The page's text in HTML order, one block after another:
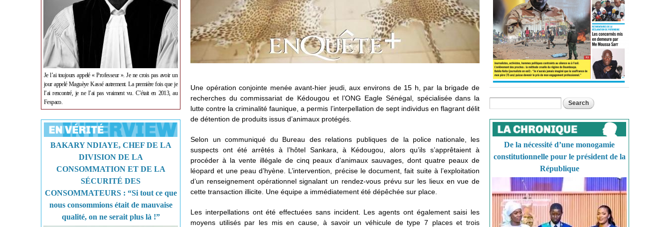
Je l’ai toujours appelé « Professeur ». Je ne crois pas avoir un
jour appelé Maguèye Kassé autrement. La première fois que je
l’ai rencontré, je ne l’ai pas vraiment vu. C’était en 2013, au
Fespaco.
BAKARY NDIAYE, CHEF DE LA
DIVISION DE LA
CONSOMMATION ET DE LA
SÉCURITÉ DES
CONSOMMATEURS : “Si tout ce que
nous consommions était de mauvaise
qualité, on ne serait plus là !”
Une opération conjointe menée avant-hier jeudi, aux environs de 15 h, par la brigade de
recherches du commissariat de Kédougou et l’ONG Eagle Sénégal, spécialisée dans la
lutte contre la criminalité faunique, a permis l’interpellation de sept individus en flagrant délit
de détention de produits issus d’animaux protégés.
Selon un communiqué du Bureau des relations publiques de la police nationale, les
suspects ont été arrêtés à l’hôtel Sankara, à Kédougou, alors qu’ils s’apprêtaient à
procéder à la vente illégale de cinq peaux d’animaux sauvages, dont quatre peaux de
léopard et une peau d’hyène. L’intervention, précise le document, fait suite à l’exploitation
d’un renseignement opérationnel signalant un rendez-vous prévu sur les lieux en vue de
cette transaction illicite. Une équipe a immédiatement été dépêchée sur place.
Les interpellations ont été effectuées sans incident. Les agents ont également saisi les
moyens utilisés par les mis en cause, à savoir un véhicule de type 7 places et trois
Search form
De la nécessité d’une monogamie
constitutionnelle pour le président de la
République